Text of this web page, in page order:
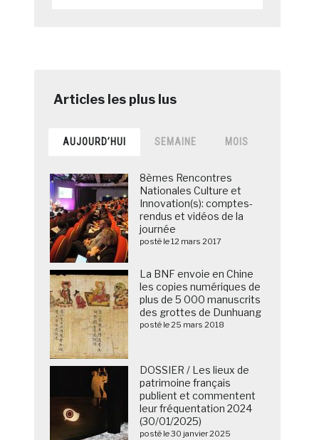
AUJOURD’HUI SEMAINE MOIS
8èmes Rencontres
Nationales Culture et
Innovation(s): comptes-
rendus et vidéos de la
journée
posté le 12 mars 2017
La BNF envoie en Chine
les copies numériques de
plus de 5 000 manuscrits
des grottes de Dunhuang
posté le 25 mars 2018
DOSSIER / Les lieux de
patrimoine français
publient et commentent
leur fréquentation 2024
(30/01/2025)
posté le 30 janvier 2025